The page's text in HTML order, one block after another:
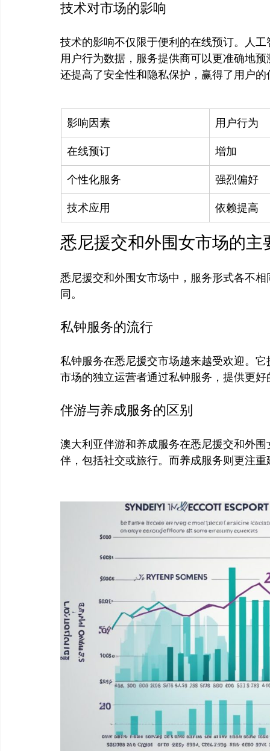
技术对市场的影响
技术的影响不仅限于便利的在线预订。人
用户行为数据，服务提供商可以更准确地
影响因素 用户行为
在线预订 增加
个性化服务 强烈偏好
技术应用 依赖提高
悉尼援交和外围女市场的主
悉尼援交和外围女市场中，服务形式各不
私钟服务的流行
私钟服务在悉尼援交市场越来越受欢迎。
伴游与养成服务的区别
澳大利亚伴游和养成服务在悉尼援交和外
伴，包括社交或旅行。而养成服务则更注